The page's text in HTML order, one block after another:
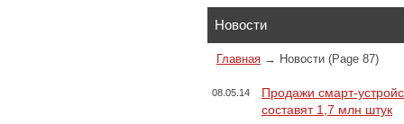
Новости
Главная → Новости (Page 87)
08.05.14
Продажи смарт-
составят 1,7 млн штук